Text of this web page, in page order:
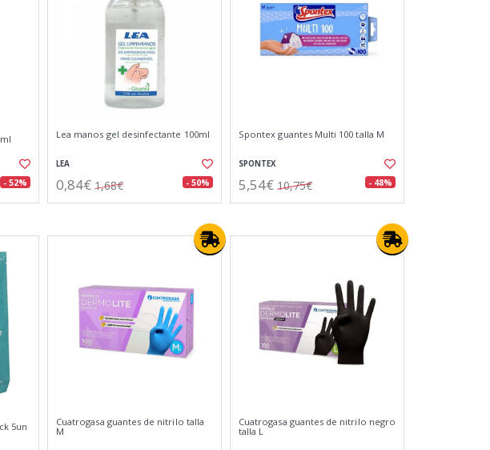
- 52%
Lea manos gel desinfectante 100ml
LEA
0,84€ 1,68€ - 50%
Spontex guantes Multi 100 talla M
SPONTEX
5,54€ 10,75€ - 48%
5un
Cuatrogasa guantes de nitrilo talla
M
Cuatrogasa guantes de nitrilo negro
talla L